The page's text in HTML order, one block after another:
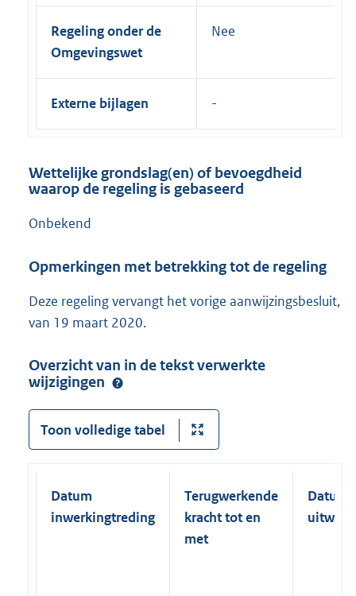
Regeling onder de
Omgevingswet
Nee
Externe bijlagen
Wettelijke grondslag(en) of bevoegdheid
waarop de regeling is gebaseerd
Onbekend
Opmerkingen met betrekking tot de regeling
Deze regeling vervangt het vorige aanwijzingsbesluit,
van 19 maart 2020.
Overzicht van in de tekst verwerkte
wijzigingen
Toon volledige tabel
Datum
inwerkingtreding
Terugwerkende
kracht tot en
met
Datum